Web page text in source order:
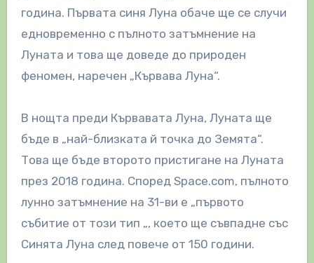
година. Първата синя Луна обаче ще се случи
едновременно с пълното затъмнение на
Луната и това ще доведе до природен
феномен, наречен „Кървава Луна“.
В нощта преди Кървавата Луна, Луната ще
бъде в „най-близката й точка до Земята“.
Това ще бъде второто пристигане на Луната
през 2018 година. Според Space.com, пълното
лунно затъмнение на 31-ви е „първото
събитие от този тип „, което ще съвпадне със
Синята Луна след повече от 150 години.